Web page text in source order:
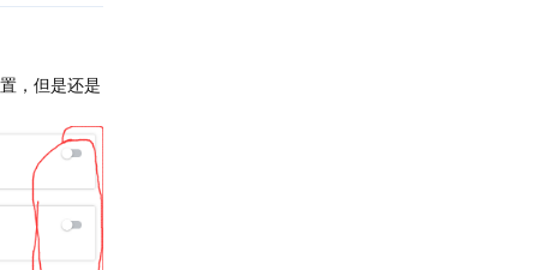
，但是还是